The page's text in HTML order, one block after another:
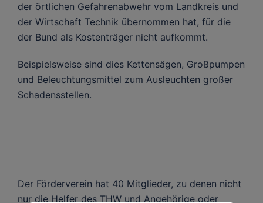
der örtlichen Gefahrenabwehr vom Landkreis und
der Wirtschaft Technik übernommen hat, für die
der Bund als Kostenträger nicht aufkommt.
Beispielsweise sind dies Kettensägen, Großpumpen
und Beleuchtungsmittel zum Ausleuchten großer
Schadensstellen.
Der Förderverein hat 40 Mitglieder, zu denen nicht
nur die Helfer des THW und Angehörige oder